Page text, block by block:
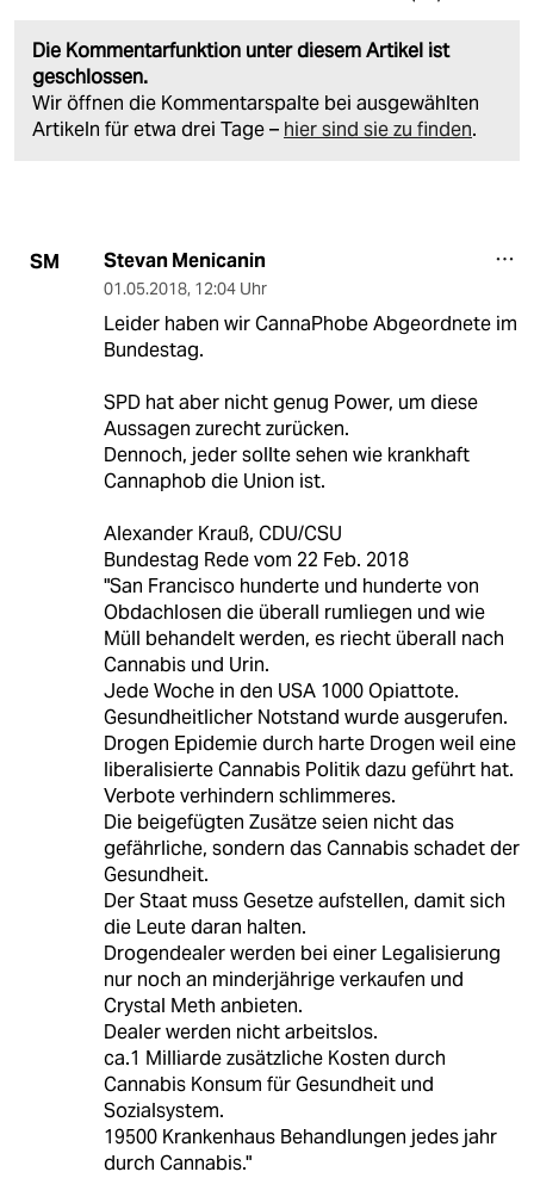
Die Kommentarfunktion unter diesem Artikel ist
geschlossen.
Wir öffnen die Kommentarspalte bei ausgewählten
Artikeln für etwa drei Tage – hier sind sie zu finden.
SM Stevan Menicanin
01.05.2018, 12:04 Uhr
Leider haben wir CannaPhobe Abgeordnete im
Bundestag.
SPD hat aber nicht genug Power, um diese
Aussagen zurecht zurücken.
Dennoch, jeder sollte sehen wie krankhaft
Cannaphob die Union ist.
Alexander Krauß, CDU/CSU
Bundestag Rede vom 22 Feb. 2018
"San Francisco hunderte und hunderte von
Obdachlosen die überall rumliegen und wie
Müll behandelt werden, es riecht überall nach
Cannabis und Urin.
Jede Woche in den USA 1000 Opiattote.
Gesundheitlicher Notstand wurde ausgerufen.
Drogen Epidemie durch harte Drogen weil eine
liberalisierte Cannabis Politik dazu geführt hat.
Verbote verhindern schlimmeres.
Die beigefügten Zusätze seien nicht das
gefährliche, sondern das Cannabis schadet der
Gesundheit.
Der Staat muss Gesetze aufstellen, damit sich
die Leute daran halten.
Drogendealer werden bei einer Legalisierung
nur noch an minderjährige verkaufen und
Crystal Meth anbieten.
Dealer werden nicht arbeitslos.
ca.1 Milliarde zusätzliche Kosten durch
Cannabis Konsum für Gesundheit und
Sozialsystem.
19500 Krankenhaus Behandlungen jedes jahr
durch Cannabis."